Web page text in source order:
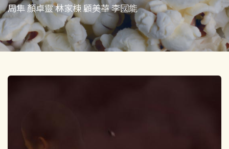
周隼 顏卓靈 林家棟 顧美華 李國能